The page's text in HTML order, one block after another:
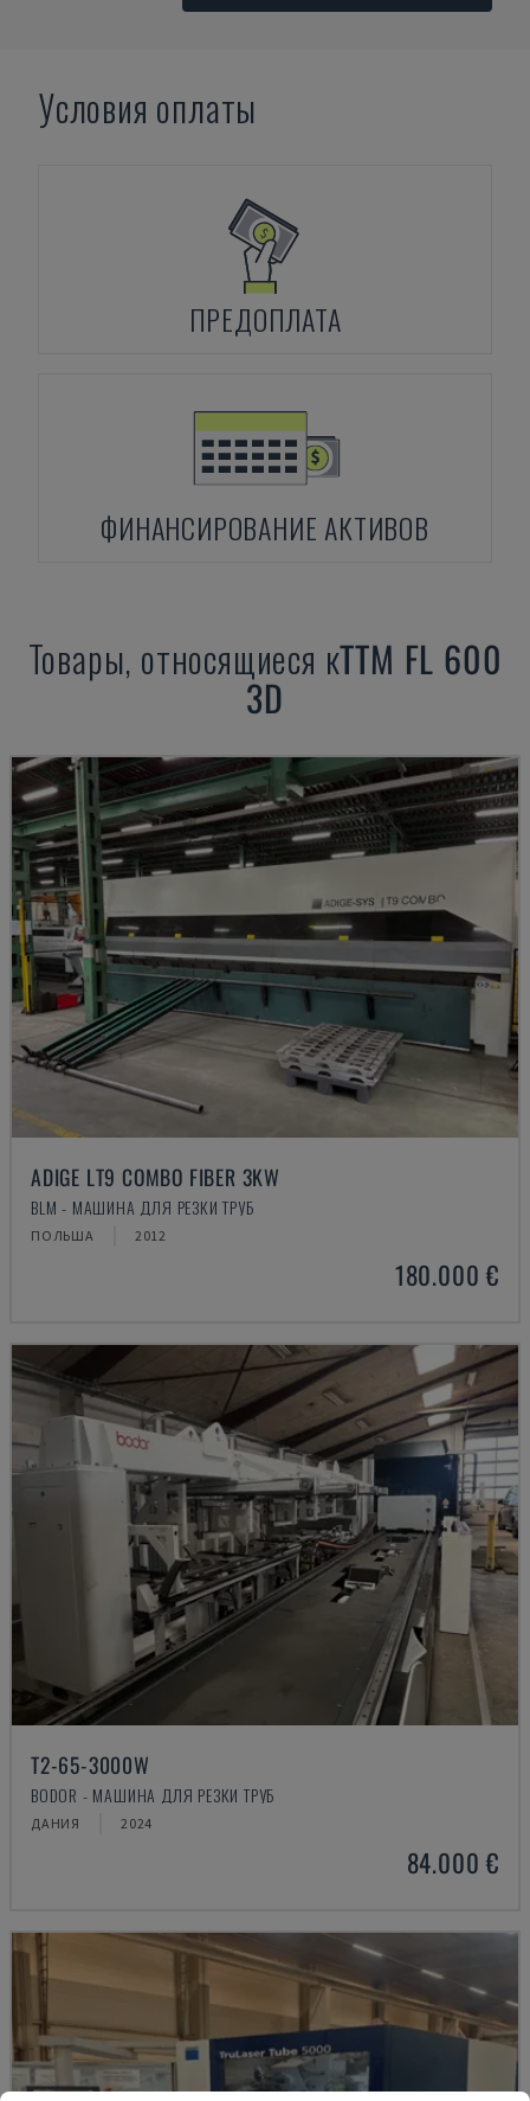
Условия оплаты
ПРЕДОПЛАТА
ФИНАНСИРОВАНИЕ АКТИВОВ
Товары, относящиеся кTTM FL 600
3D
ADIGE LT9 COMBO FIBER 3KW
BLM - МАШИНА ДЛЯ РЕЗКИ ТРУБ
ПОЛЬША 2012
180.000 €
T2-65-3000W
BODOR - МАШИНА ДЛЯ РЕЗКИ ТРУБ
ДАНИЯ 2024
84.000 €